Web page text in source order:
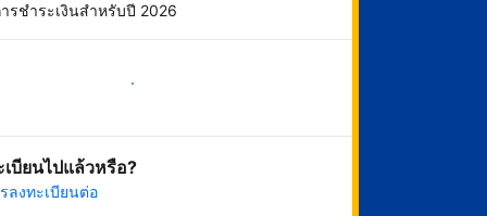
รชำระเงินสำหรับปี 2026
เริ่มดำเนินการเลย
เบียนไปแล้วหรือ?
ลงทะเบียนต่อ